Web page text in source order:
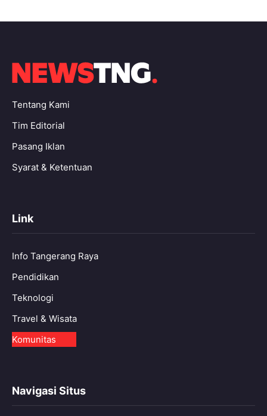
Tentang Kami
Tim Editorial
Pasang Iklan
Syarat & Ketentuan
Link
Info Tangerang Raya
Pendidikan
Teknologi
Travel & Wisata
Komunitas
Navigasi Situs